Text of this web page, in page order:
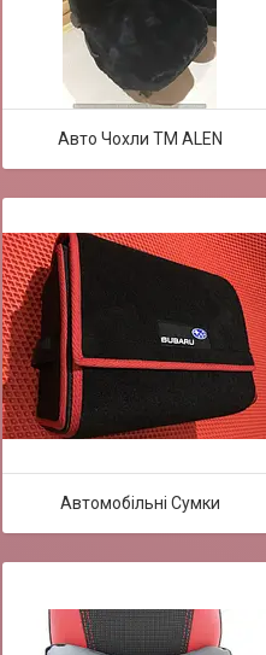
Авто Чохли TM ALEN
Автомобільні Сумки